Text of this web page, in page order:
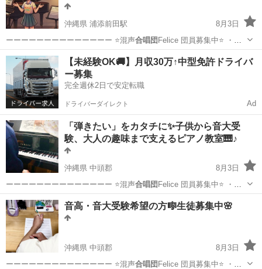
沖縄県 浦添前田駅
8月3日
ーーーーーーーーーーーーーー ⭐️混声合唱団 Felice 団員募集中⭐️ ・毎
週…
沖縄 中頭郡 浦添前田駅 ボーカル 声楽
【未経験OK🚚】月収30万↑中型免許ドライバ
ー募集
完全週休2日で安定転職
ドライバーダイレクト Ad
「弾きたい」をカタチに✨子供から音大受
験、大人の趣味まで支えるピアノ教室🎹♪
沖縄県 中頭郡
8月3日
ーーーーーーーーーーーーーー ⭐️混声合唱団Felice 団員募集中⭐️ ・毎
週…
沖縄 中頭郡 ピアノ 声楽
音高・音大受験希望の方🎼生徒募集中🌸
沖縄県 中頭郡
8月3日
ーーーーーーーーーーーーーー ⭐️混声合唱団Felice 団員募集中⭐️ ・毎